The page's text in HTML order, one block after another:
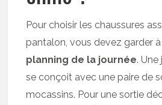
Pour choisir les chaussures
pantalon, vous devez garder à
planning de la journée. Une
se conçoit avec une paire de
mocassins. Pour une sortie